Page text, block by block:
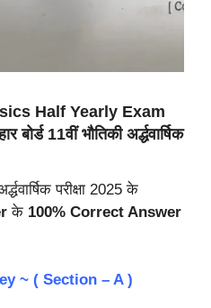
Half Yearly Exam
11वीं भौतिकी अर्द्धवार्षिक
परीक्षा 2025 के
के 100% Correct Answer
~ ( Section – A )